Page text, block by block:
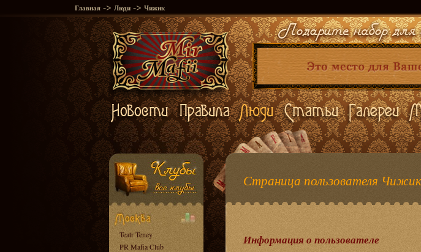
Главная -> Люди -> Чижик
Teatr Teney
PR Mafia Club
Страница пользователя Чижик
Информация о пользователе